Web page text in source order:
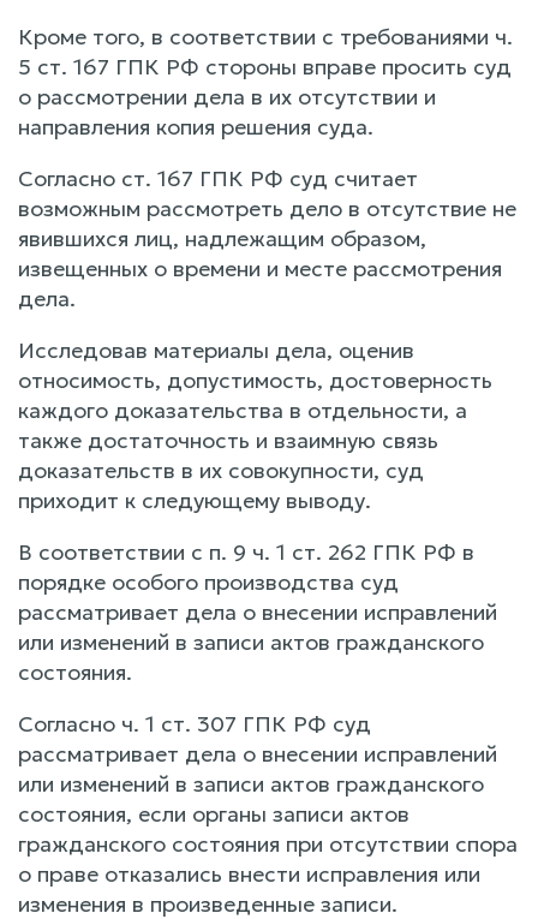
Кроме того, в соответствии с требованиями ч.
5 ст. 167 ГПК РФ стороны вправе просить суд
о рассмотрении дела в их отсутствии и
направления копия решения суда.
Согласно ст. 167 ГПК РФ суд считает
возможным рассмотреть дело в отсутствие не
явившихся лиц, надлежащим образом,
извещенных о времени и месте рассмотрения
дела.
Исследовав материалы дела, оценив
относимость, допустимость, достоверность
каждого доказательства в отдельности, а
также достаточность и взаимную связь
доказательств в их совокупности, суд
приходит к следующему выводу.
В соответствии с п. 9 ч. 1 ст. 262 ГПК РФ в
порядке особого производства суд
рассматривает дела о внесении исправлений
или изменений в записи актов гражданского
состояния.
Согласно ч. 1 ст. 307 ГПК РФ суд
рассматривает дела о внесении исправлений
или изменений в записи актов гражданского
состояния, если органы записи актов
гражданского состояния при отсутствии спора
о праве отказались внести исправления или
изменения в произведенные записи.